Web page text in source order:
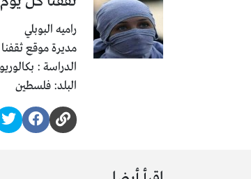
راميه البوبلي
مديرة موقع
الدراسة :
البلد: فلسطين